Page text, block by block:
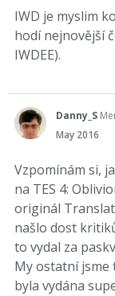
IWD je myslim
hodí nejnovější
IWDEE).
Danny_S
May 2016
Vzpomínám si,
na TES 4:
originál
našlo dost
to vydal za
My ostatní jsme
byla vydána